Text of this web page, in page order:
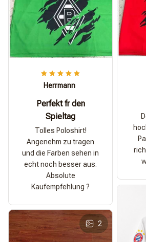
Herrmann
Perfekt fr den
Spieltag
Tolles Poloshirt!
Angenehm zu tragen
und die Farben sehen in
echt noch besser aus.
Absolute
Kaufempfehlung ?
2